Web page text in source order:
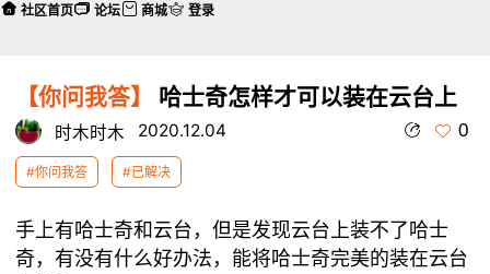
【你问我答】 哈士奇怎样才可以装在云台上
时木时木 2020.12.04 0
#你问我答 #已解决
手上有哈士奇和云台，但是发现云台上装不了哈士
奇，有没有什么好办法，能将哈士奇完美的装在云台
社区首页 论坛 商城 登录